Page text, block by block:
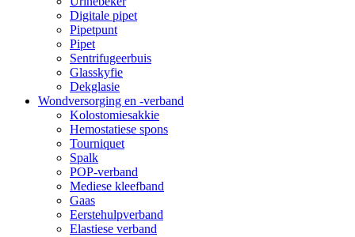
Digitale pipet
Pipetpunt
Pipet
Sentrifugeerbuis
Glasskyfie
Dekglasie
Wondversorging en -verband
Kolostomiesakkie
Hemostatiese spons
Tourniquet
Spalk
POP-verband
Mediese kleefband
Gaas
Eerstehulpverband
Elastiese verband